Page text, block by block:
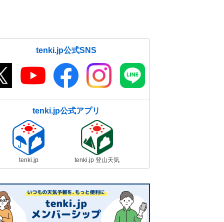
tenki.jp公式SNS
tenki.jp公式アプリ
tenki.jp tenki.jp 登山天気